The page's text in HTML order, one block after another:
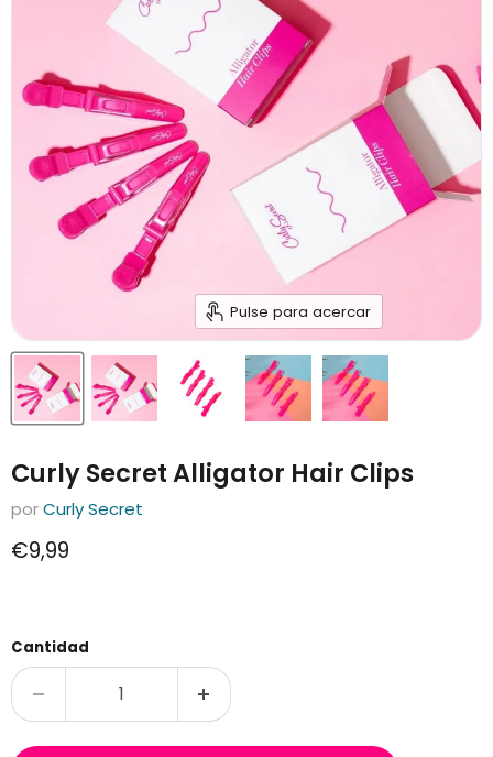
Pulse para acercar
Curly Secret Alligator Hair Clips
porCurly Secret
Precio actual
€9,99
Cantidad